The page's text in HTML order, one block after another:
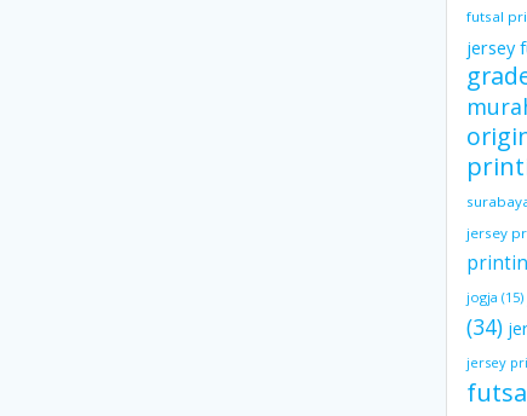
futsal
jersey
jersey
jogja (15)
(34)
jersey